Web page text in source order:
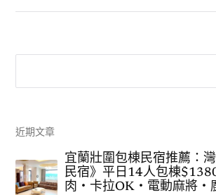
近期文章
宜蘭壯圍包棟民宿推薦：
民宿》平日14人包棟
肉‧卡拉OK‧電動麻將‧